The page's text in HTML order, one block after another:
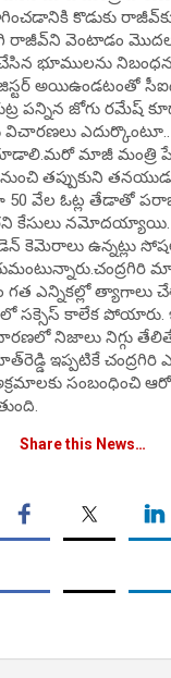
కొడుకు
రాజీవ్‌ని వెంటాడం
అయిఉండటంతో సీఐడీ
పన్నిన జోగు రమేష్
ఎదుర్కొంటూ..
మాజీ మంత్రి
తప్పుకుని
50 వేల ఓట్ల తేడాతో
కేసులు నమోదయ్యాయి.
ఉన్నట్లు
ఎన్నికల్లో త్యాగాలు
సక్సెస్ కాలేక
నిజాలు నిగ్గు తేలితే
ఇప్పటికే
సంబంధించి
Share this News…